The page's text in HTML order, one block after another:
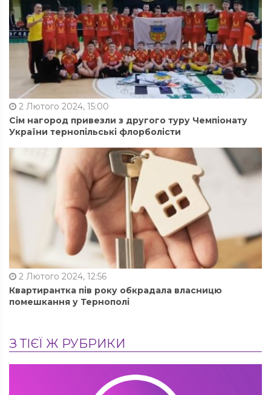
2 Лютого 2024, 15:00
Сім нагород привезли з другого туру Чемпіонату
України тернопільські флорболісти
2 Лютого 2024, 12:56
Квартирантка пів року обкрадала власницю
помешкання у Тернополі
З ТІЄЇ Ж РУБРИКИ